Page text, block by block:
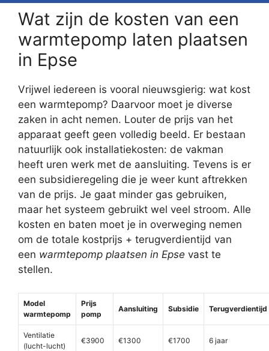
Wat zijn de kosten van een
warmtepomp laten plaatsen
in Epse
Vrijwel iedereen is vooral nieuwsgierig: wat kost
een warmtepomp? Daarvoor moet je diverse
zaken in acht nemen. Louter de prijs van het
apparaat geeft geen volledig beeld. Er bestaan
natuurlijk ook installatiekosten: de vakman
heeft uren werk met de aansluiting. Tevens is er
een subsidieregeling die je weer kunt aftrekken
van de prijs. Je gaat minder gas gebruiken,
maar het systeem gebruikt wel veel stroom. Alle
kosten en baten moet je in overweging nemen
om de totale kostprijs + terugverdientijd van
een warmtepomp plaatsen in Epse vast te
stellen.
Model
warmtepomp
Prijs
pomp
Aansluiting Subsidie Terugverdientijd
Ventilatie
(lucht-lucht)
€3900 €1300 €1700 6 jaar